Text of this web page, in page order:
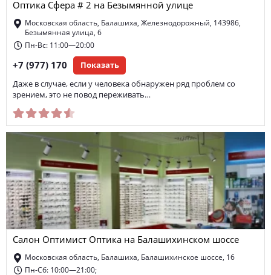
Оптика Сфера # 2 на Безымянной улице
Московская область, Балашиха, Железнодорожный, 143986,
Безымянная улица, 6
Пн-Вс: 11:00—20:00
+7 (977) 170 Показать
Даже в случае, если у человека обнаружен ряд проблем со
зрением, это не повод переживать…
Салон Оптимист Оптика на Балашихинском шоссе
Московская область, Балашиха, Балашихинское шоссе, 16
Пн-Сб: 10:00—21:00;